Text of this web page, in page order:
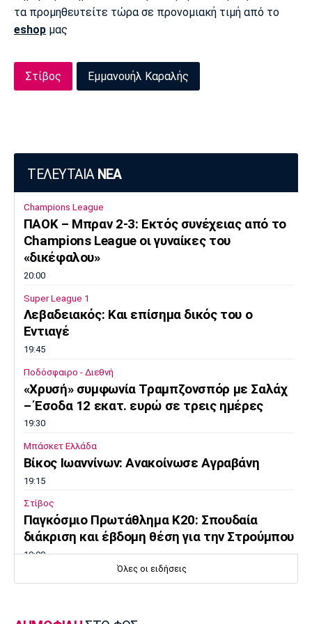
Πόρτο Μπενφίκα
τα προμηθευτείτε τώρα σε προνομιακή τιμή από το
eshop μας
Στίβος Εμμανουήλ Καραλής
ΤΕΛΕΥΤΑΙΑ ΝΕΑ
Champions League
ΠΑΟΚ – Μπραν 2-3: Εκτός συνέχειας από το
Champions League οι γυναίκες του
«δικέφαλου»
20:00
Super League 1
Λεβαδειακός: Και επίσημα δικός του ο
Εντιαγέ
19:45
Ποδόσφαιρο - Διεθνή
«Χρυσή» συμφωνία Τραμπζονσπόρ με Σαλάχ
– Έσοδα 12 εκατ. ευρώ σε τρεις ημέρες
19:30
Μπάσκετ Ελλάδα
Βίκος Ιωαννίνων: Ανακοίνωσε Αγραβάνη
19:15
Στίβος
Παγκόσμιο Πρωτάθλημα Κ20: Σπουδαία
διάκριση και έβδομη θέση για την Στρούμπου
19:00
Όλες οι ειδήσεις